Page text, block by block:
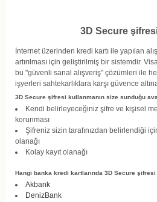
3D Secure
İnternet üzerinden kredi kartı ile yapılan
artırılması için geliştirilmiş bir sistemdir.
bu "güvenli sanal alışveriş" çözümleri ile
işyerleri sahtekarlıklara karşı güvence altına
3D Secure şifresi kullanmanın size sunduğu
Kendi belirleyeceğiniz şifre ve kişisel
korunması
Şifreniz sizin tarafınızdan belirlendiği
olanağı
Kolay kayıt olanağı
Hangi banka kredi kartlarında 3D Secure
Akbank
DenizBank